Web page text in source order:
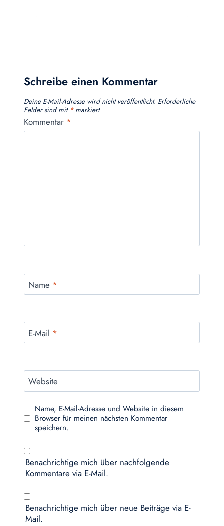
Schreibe einen Kommentar
Deine E-Mail-Adresse wird nicht veröffentlicht. Erforderliche
Felder sind mit *markiert
Kommentar *
Name *
E-Mail *
Website
Name, E-Mail-Adresse und Website in diesem
Browser für meinen nächsten Kommentar
speichern.
Benachrichtige mich über nachfolgende
Kommentare via E-Mail.
Benachrichtige mich über neue Beiträge via E-
Mail.